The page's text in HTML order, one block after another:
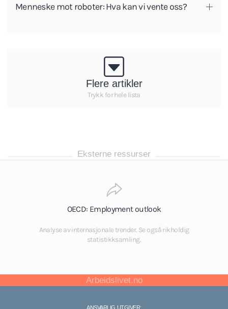
Menneske mot roboter: Hva kan vi vente oss?
Flere artikler
Trykk for hele lista
Eksterne ressurser
OECD: Employment outlook
Analyse av internasjonale trender. Se også rikholdig
statistikksamling.
Arbeidslivet.no
ANSVARLIG UTGIVER: